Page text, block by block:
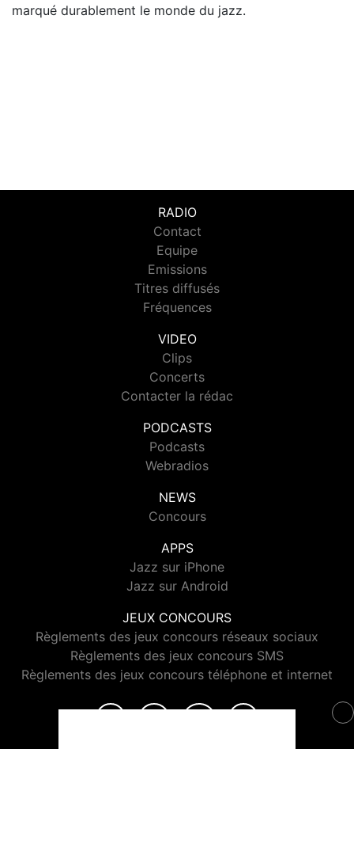
marqué durablement le monde du jazz.
RADIO
Contact
Equipe
Emissions
Titres diffusés
Fréquences
VIDEO
Clips
Concerts
Contacter la rédac
PODCASTS
Podcasts
Webradios
NEWS
Concours
APPS
Jazz sur iPhone
Jazz sur Android
JEUX CONCOURS
Règlements des jeux concours réseaux sociaux
Règlements des jeux concours SMS
Règlements des jeux concours téléphone et internet